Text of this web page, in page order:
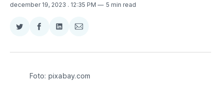
december 19, 2023 . 12:35 PM 5 min read
Zdieľať
Twitter
Zdieľať
Facebooku
Zdieľať
LinkedIne
Zdieľať
E-
Foto: pixabay.com